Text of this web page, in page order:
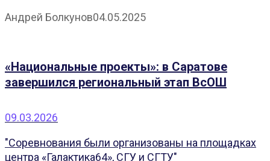
Андрей Болкунов04.05.2025
«Национальные проекты»: в Саратове
завершился региональный этап ВсОШ
09.03.2026
"Соревнования были организованы на площадках
центра «Галактика64», СГУ и СГТУ"